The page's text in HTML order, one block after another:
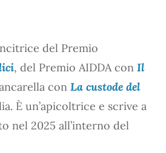
del Premio
, del Premio AIDDA con Il
con La custode del
È un’apicoltrice e scrive a
nel 2025 all’interno del